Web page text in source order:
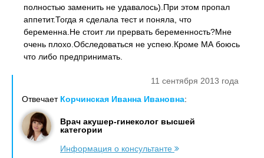
полностью заменить не удавалось).При этом пропал
аппетит.Тогда я сделала тест и поняла, что
беременна.Не стоит ли прервать беременность?Мне
очень плохо.Обследоваться не успею.Кроме МА боюсь
что либо предпринимать.
11 сентября 2013 года
Отвечает Корчинская Иванна Ивановна:
Врач акушер-гинеколог высшей
категории
Информация о консультанте